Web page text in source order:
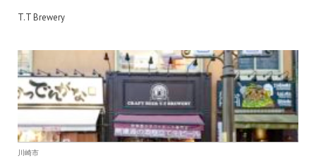
T.T Brewery
川崎市